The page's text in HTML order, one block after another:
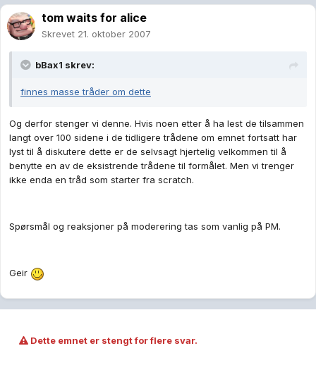
tom waits for alice
Skrevet 21. oktober 2007
bBax1 skrev:
finnes masse tråder om dette
Og derfor stenger vi denne. Hvis noen etter å ha lest de tilsammen
langt over 100 sidene i de tidligere trådene om emnet fortsatt har
lyst til å diskutere dette er de selvsagt hjertelig velkommen til å
benytte en av de eksistrende trådene til formålet. Men vi trenger
ikke enda en tråd som starter fra scratch.
Spørsmål og reaksjoner på moderering tas som vanlig på PM.
Geir
Dette emnet er stengt for flere svar.